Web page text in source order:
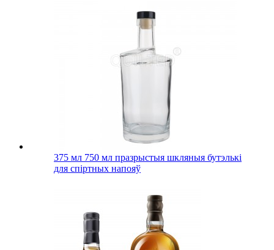
375 мл 750 мл празрыстыя шкляныя бутэлькі
для спіртных напояў